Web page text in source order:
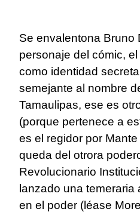
Se envalentona Bruno
personaje del cómic,
como identidad
semejante al nombre
Tamaulipas, ese es
(porque pertenece a
es el regidor por
queda del otrora
Revolucionario
lanzado una temeraria
en el poder (léase